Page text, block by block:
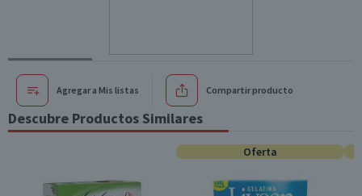
Agregar a Mis listas Compartir producto
Descubre Productos Similares
Oferta